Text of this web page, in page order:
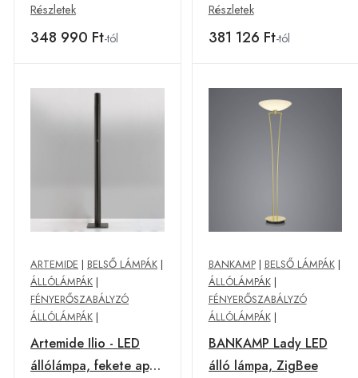
Részletek
348 990 Ft-tól
Részletek
381 126 Ft-tól
ARTEMIDE | BELSŐ LÁMPÁK |
ÁLLÓLÁMPÁK |
FÉNYERŐSZABÁLYZÓ
ÁLLÓLÁMPÁK |
Artemide Ilio - LED
állólámpa, fekete app
BANKAMP| BELSŐ LÁMPÁK|
ÁLLÓLÁMPÁK|
FÉNYERŐSZABÁLYZÓ
ÁLLÓLÁMPÁK|
BANKAMP Lady LED
álló lámpa, ZigBee